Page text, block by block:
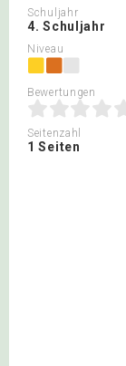
Schuljahr
4. Schuljahr
Niveau
Bewertungen
Seitenzahl
1 Seiten